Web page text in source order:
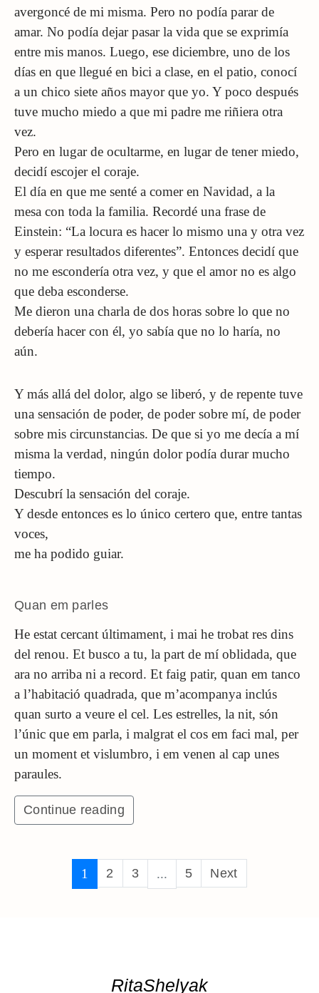
avergoncé de mi misma. Pero no podía parar de
amar. No podía dejar pasar la vida que se exprimía
entre mis manos. Luego, ese diciembre, uno de los
días en que llegué en bici a clase, en el patio, conocí
a un chico siete años mayor que yo. Y poco después
tuve mucho miedo a que mi padre me riñiera otra
vez.
Pero en lugar de ocultarme, en lugar de tener miedo,
decidí escojer el coraje.
El día en que me senté a comer en Navidad, a la
mesa con toda la familia. Recordé una frase de
Einstein: “La locura es hacer lo mismo una y otra vez
y esperar resultados diferentes”. Entonces decidí que
no me escondería otra vez, y que el amor no es algo
que deba esconderse.
Me dieron una charla de dos horas sobre lo que no
debería hacer con él, yo sabía que no lo haría, no
aún.
Y más allá del dolor, algo se liberó, y de repente tuve
una sensación de poder, de poder sobre mí, de poder
sobre mis circunstancias. De que si yo me decía a mí
misma la verdad, ningún dolor podía durar mucho
tiempo.
Descubrí la sensación del coraje.
Y desde entonces es lo único certero que, entre tantas
voces,
me ha podido guiar.
Quan em parles
He estat cercant últimament, i mai he trobat res dins
del renou. Et busco a tu, la part de mí oblidada, que
ara no arriba ni a record. Et faig patir, quan em tanco
a l’habitació quadrada, que m’acompanya inclús
quan surto a veure el cel. Les estrelles, la nit, són
l’únic que em parla, i malgrat el cos em faci mal, per
un moment et vislumbro, i em venen al cap unes
paraules.
Continue reading
1 2 3 ... 5 Next
RitaShelyak